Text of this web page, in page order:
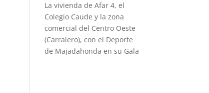
La vivienda de Afar 4, el
Colegio Caude y la zona
comercial del Centro Oeste
(Carralero), con el Deporte
de Majadahonda en su Gala